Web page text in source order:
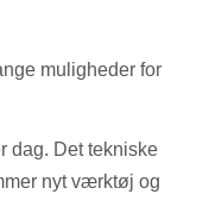
muligheder for
dag. Det tekniske
nyt værktøj og